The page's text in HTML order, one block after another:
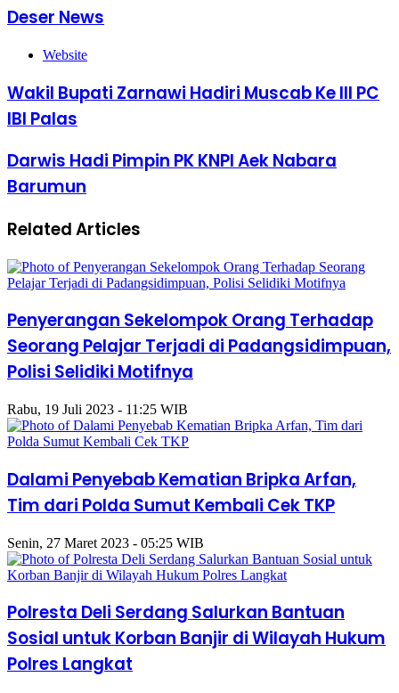
Deser News
Website
Wakil Bupati Zarnawi Hadiri Muscab Ke III PC
IBI Palas
Darwis Hadi Pimpin PK KNPI Aek Nabara
Barumun
Related Articles
Penyerangan Sekelompok Orang Terhadap
Seorang Pelajar Terjadi di Padangsidimpuan,
Polisi Selidiki Motifnya
Rabu, 19 Juli 2023 - 11:25 WIB
Dalami Penyebab Kematian Bripka Arfan,
Tim dari Polda Sumut Kembali Cek TKP
Senin, 27 Maret 2023 - 05:25 WIB
Polresta Deli Serdang Salurkan Bantuan
Sosial untuk Korban Banjir di Wilayah Hukum
Polres Langkat